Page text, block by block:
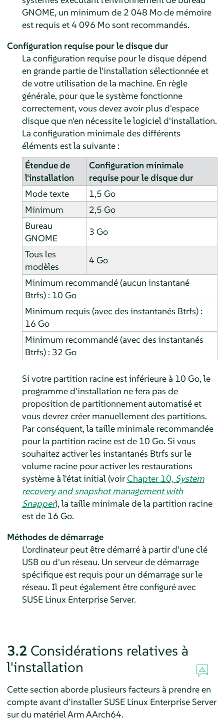
GNOME, un minimum de 2 048 Mo de mémoire
est requis et 4 096 Mo sont recommandés.
Configuration requise pour le disque dur
La configuration requise pour le disque dépend
en grande partie de l'installation sélectionnée et
de votre utilisation de la machine. En règle
générale, pour que le système fonctionne
correctement, vous devez avoir plus d'espace
disque que n'en nécessite le logiciel d'installation.
La configuration minimale des différents
éléments est la suivante :
Étendue de
l'installation
Configuration minimale
requise pour le disque dur
Mode texte
1,5 Go
Minimum
2,5 Go
Bureau
GNOME
3 Go
Tous les
modèles
4 Go
Minimum recommandé (aucun instantané
Btrfs) : 10 Go
Minimum requis (avec des instantanés Btrfs) :
16 Go
Minimum recommandé (avec des instantanés
Btrfs) : 32 Go
Si votre partition racine est inférieure à 10 Go, le
programme d'installation ne fera pas de
proposition de partitionnement automatisé et
vous devrez créer manuellement des partitions.
Par conséquent, la taille minimale recommandée
pour la partition racine est de 10 Go. Si vous
souhaitez activer les instantanés Btrfs sur le
volume racine pour activer les restaurations
système à l'état initial(voirChapter 10, System
recovery and snapshot management with
Snapper), la taille minimale de la partition racine
est de 16 Go.
Méthodes de démarrage
L'ordinateur peut être démarré à partir d'une clé
USB ou d'un réseau. Un serveur de démarrage
spécifique est requis pour un démarrage sur le
réseau. Il peut également être configuré avec
SUSE Linux Enterprise Server.
3.2 Considérations relatives à
l'installation
Cette section aborde plusieurs facteurs à prendre en
compte avant d'installer SUSE Linux Enterprise Server
sur du matériel Arm AArch64.